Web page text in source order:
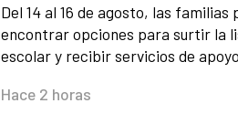
Del 14 al 16 de agosto, las familias
encontrar opciones para surtir la
escolar y recibir servicios de apoyo
Hace 2 horas